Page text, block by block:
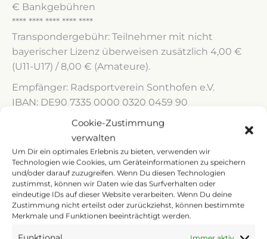
Cookie-Zustimmung
verwalten
Um Dir ein optimales Erlebnis zu bieten, verwenden wir
Technologien wie Cookies, um Geräteinformationen zu speichern
und/oder darauf zuzugreifen. Wenn Du diesen Technologien
zustimmst, können wir Daten wie das Surfverhalten oder
eindeutige IDs auf dieser Website verarbeiten. Wenn Du deine
Zustimmung nicht erteilst oder zurückziehst, können bestimmte
Merkmale und Funktionen beeinträchtigt werden.
€ Bankgebühren
**** **** **** **** ****
Transpondergebühr: Teilnehmer mit nicht
bayerischer Lizenz überweisen zusätzlich 4,00 €
(U11-U17) / 8,00 € (Amateure).
Empfänger: Radsportverein Sonthofen e.V.
IBAN: DE90 7335 0000 0320 0459 90
Verwendungszweck: 5AT / Vorname / Nachname /
Zur Anmeldung
→Anmeldeformular zur Allgäu Tour 2026